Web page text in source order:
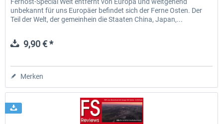
unbekannt für uns Europäer befindet sich der Ferne Osten. Der
Teil der Welt, der gemeinhein die Staaten China, Japan,...
9,90 € *
Merken